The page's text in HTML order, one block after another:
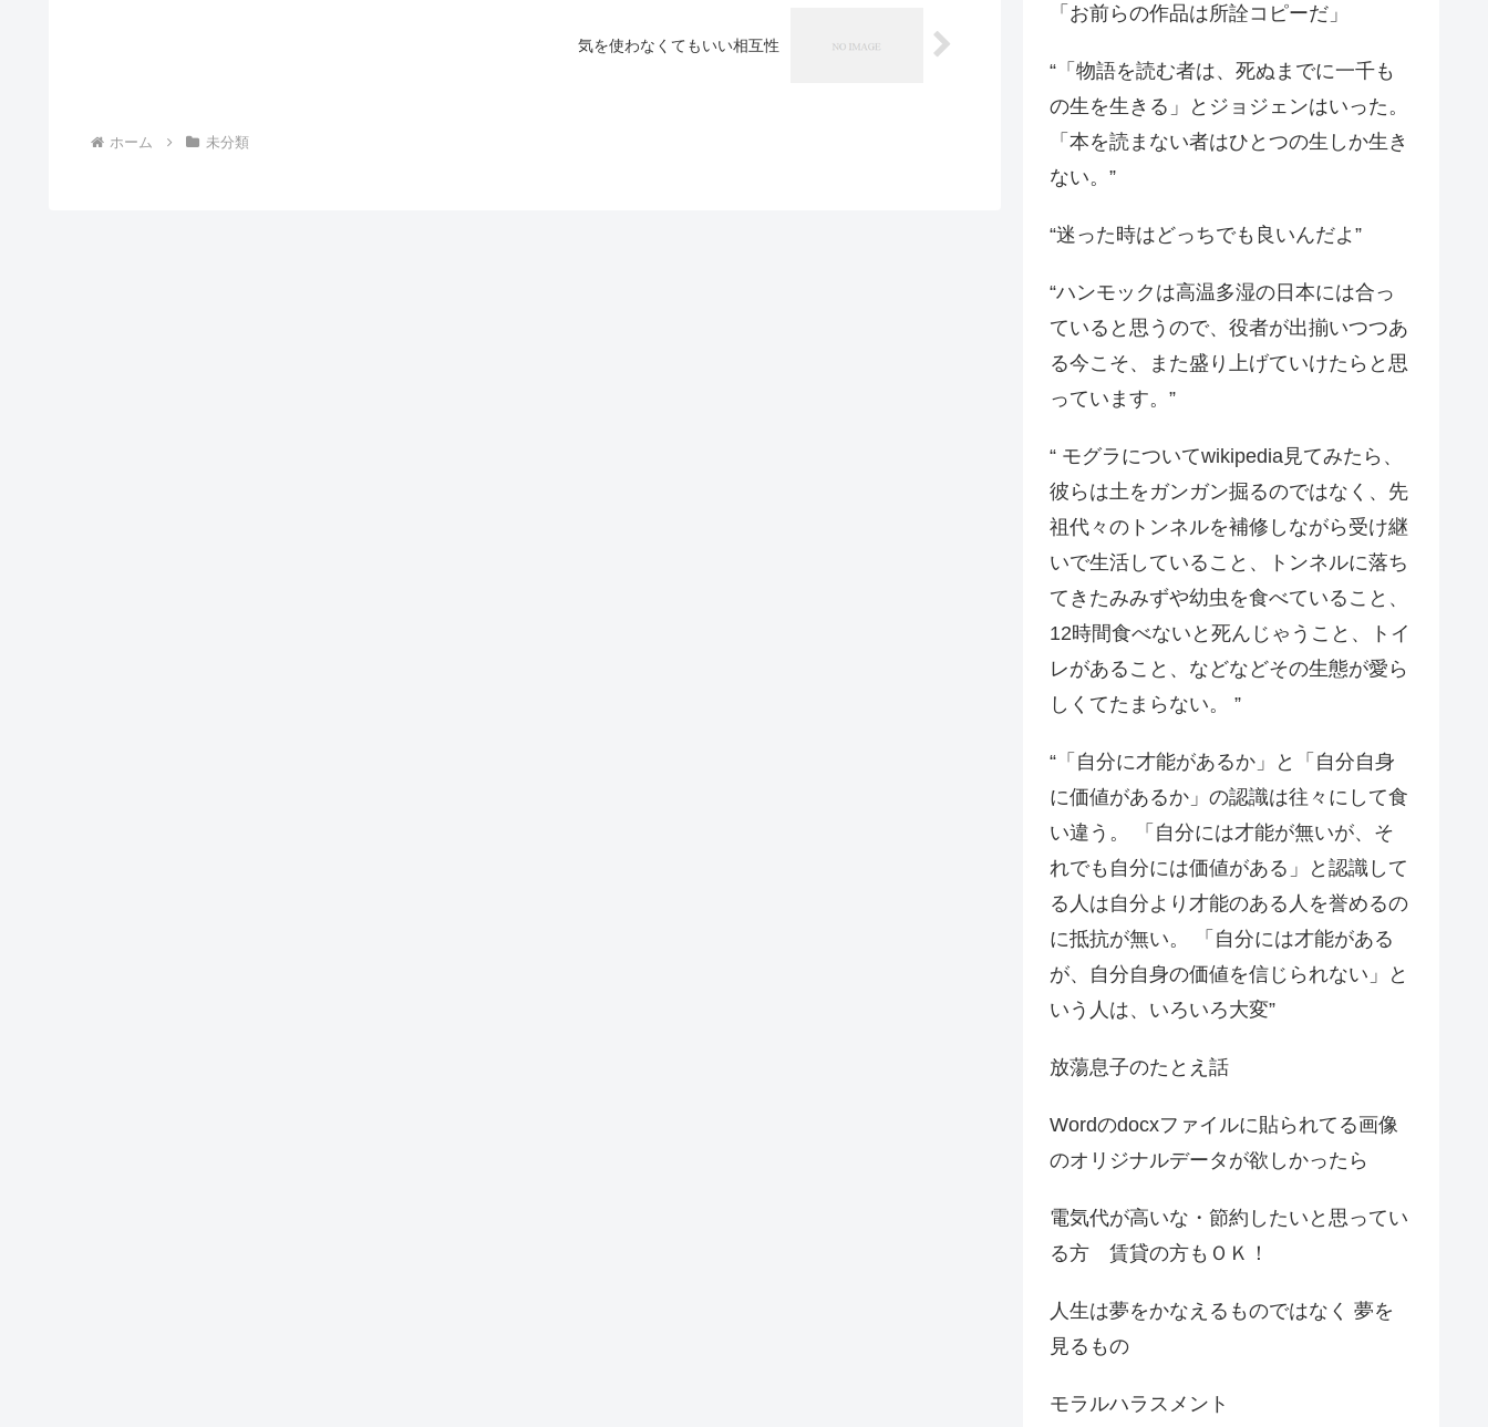
気を使わなくてもいい相互性
ホーム 未分類
「お前らの作品は所詮コピーだ」
“「物語を読む者は、死ぬまでに一千も
の生を生きる」とジョジェンはいった。
「本を読まない者はひとつの生しか生き
ない。”
“迷った時はどっちでも良いんだよ”
“ハンモックは高温多湿の日本には合っ
ていると思うので、役者が出揃いつつあ
る今こそ、また盛り上げていけたらと思
っています。”
“ モグラについてwikipedia見てみたら、
彼らは土をガンガン掘るのではなく、先
祖代々のトンネルを補修しながら受け継
いで生活していること、トンネルに落ち
てきたみみずや幼虫を食べていること、
12時間食べないと死んじゃうこと、トイ
レがあること、などなどその生態が愛ら
しくてたまらない。 ”
“「自分に才能があるか」と「自分自身
に価値があるか」の認識は往々にして食
い違う。 「自分には才能が無いが、そ
れでも自分には価値がある」と認識して
る人は自分より才能のある人を誉めるの
に抵抗が無い。 「自分には才能がある
が、自分自身の価値を信じられない」と
いう人は、いろいろ大変”
放蕩息子のたとえ話
Wordのdocxファイルに貼られてる画像
のオリジナルデータが欲しかったら
電気代が高いな・節約したいと思ってい
る方 賃貸の方もＯＫ！
人生は夢をかなえるものではなく 夢を
見るもの
モラルハラスメント